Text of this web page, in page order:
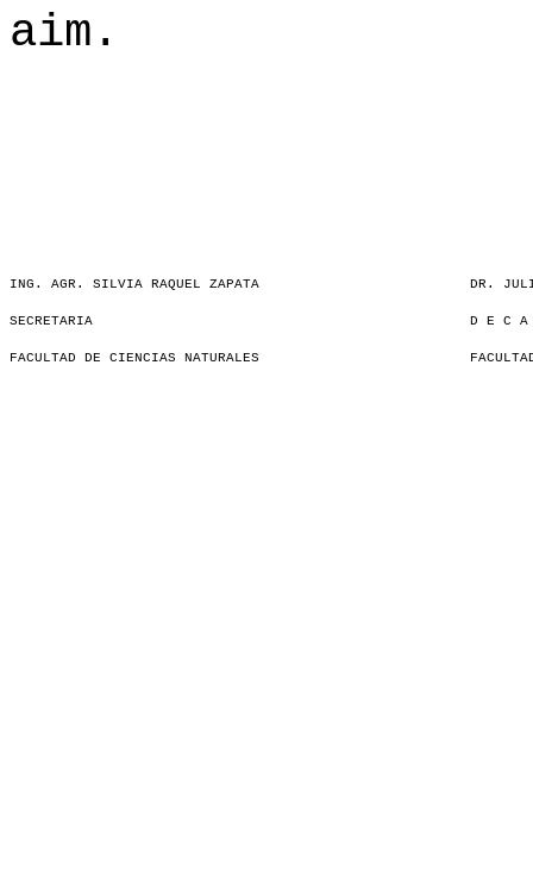
aim.
ING. AGR. SILVIA RAQUEL ZAPATA
SECRETARIA
FACULTAD DE CIENCIAS NATURALES
DR.
D E C A